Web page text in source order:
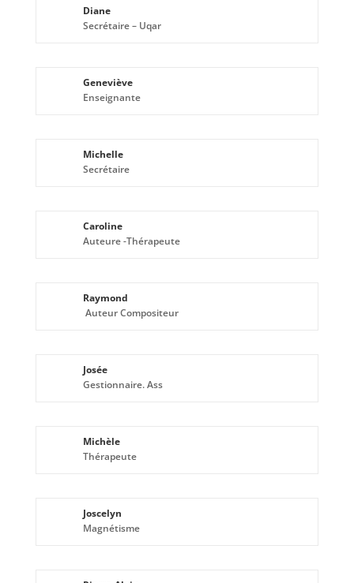
Diane
Secrétaire – Uqar
Geneviève
Enseignante
Michelle
Secrétaire
Caroline
Auteure -Thérapeute
Raymond
Auteur Compositeur
Josée
Gestionnaire. Ass
Michèle
Thérapeute
Joscelyn
Magnétisme